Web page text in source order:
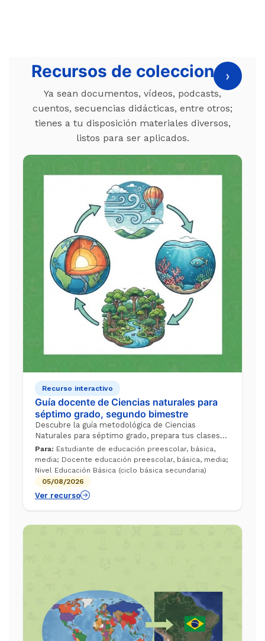
Recursos de colecciones
Ya sean documentos, vídeos, podcasts,
cuentos, secuencias didácticas, entre otros;
tienes a tu disposición materiales diversos,
listos para ser aplicados.
›
Recurso interactivo
Guía docente de Ciencias naturales para
séptimo grado, segundo bimestre
Descubre la guía metodológica de Ciencias
Naturales para séptimo grado, prepara tus clases
para trabajar secuencias didácticas estructuradas
que te ayuden a enseñar la deriva conti...
Para: Estudiante de educación preescolar, básica,
media; Docente educación preescolar, básica, media;
Nivel Educación Básica (ciclo básica secundaria)
05/08/2026
Ver recurso